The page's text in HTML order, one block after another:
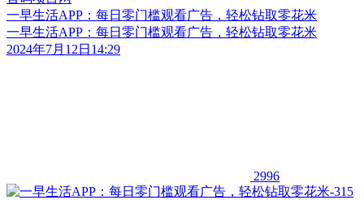
一早生活APP：每日零门槛观看广告，轻松钻取零花米
一早生活APP：每日零门槛观看广告，轻松钻取零花米
2024年7月12日14:29
2996